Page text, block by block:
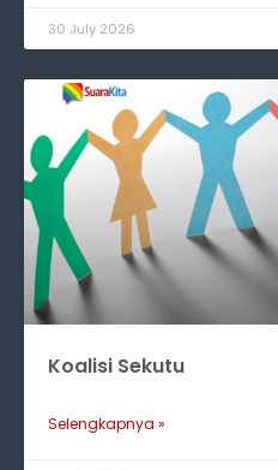
30 July 2026
Koalisi Sekutu
Selengkapnya »